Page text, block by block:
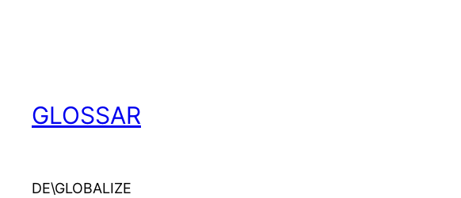
GLOSSAR
DE\GLOBALIZE